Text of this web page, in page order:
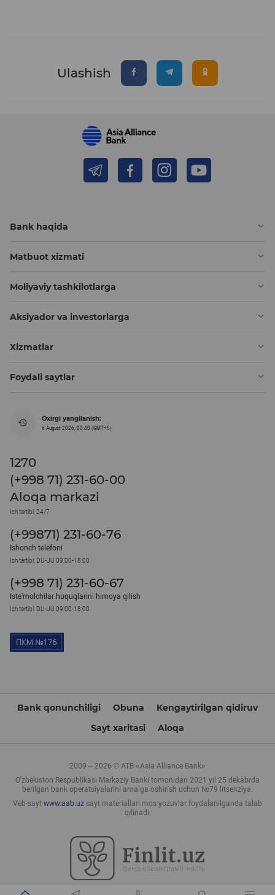
Ulashish
Bank haqida
Matbuot xizmati
Moliyaviy tashkilotlarga
Aksiyador va investorlarga
Xizmatlar
Foydali saytlar
Oxirgi yangilanish:
6 August 2026, 00:40 (GMT+5)
1270
(+998 71) 231-60-00
Aloqa markazi
Ish tartibi: 24/7
(+99871) 231-60-76
Ishonch telefoni
Ish tartibi: DU-JU 09:00-18:00
(+998 71) 231-60-67
Iste'molchilar huquqlarini himoya qilish
Ish tartibi: DU-JU 09:00-18:00
Bank qonunchiligi Obuna
Kengaytirilgan qidiruv
Sayt xaritasi
Aloqa
2009 – 2026 © ATB «Asia Alliance Bank»
O'zbekiston Respublikasi Markaziy Banki tomonidan 2021 yil 25 dekabrda
berilgan bank operatsiyalarini amalga oshirish uchun №79 litsenziya.
Veb-sayt www.aab.uz sayt materiallari mos yozuvlar foydalanilganda talab
qilinadi.